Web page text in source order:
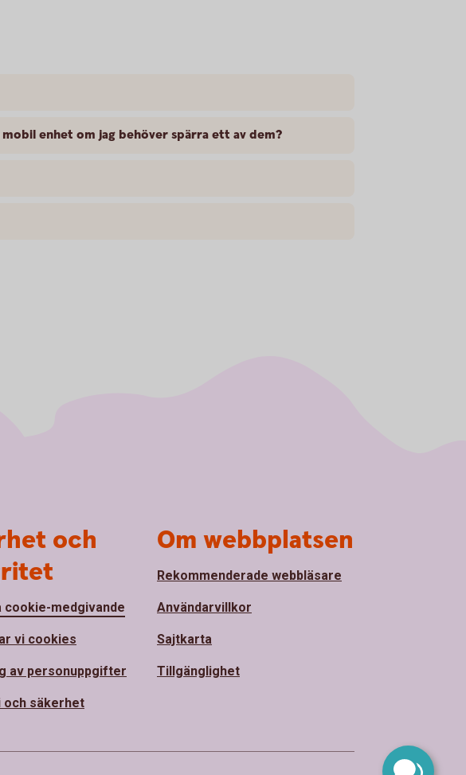
enhet om jag behöver spärra ett av dem?
och
cookie-medgivande
vi cookies
av personuppgifter
och säkerhet
Om webbplatsen
Rekommenderade webbläsare
Användarvillkor
Sajtkarta
Tillgänglighet